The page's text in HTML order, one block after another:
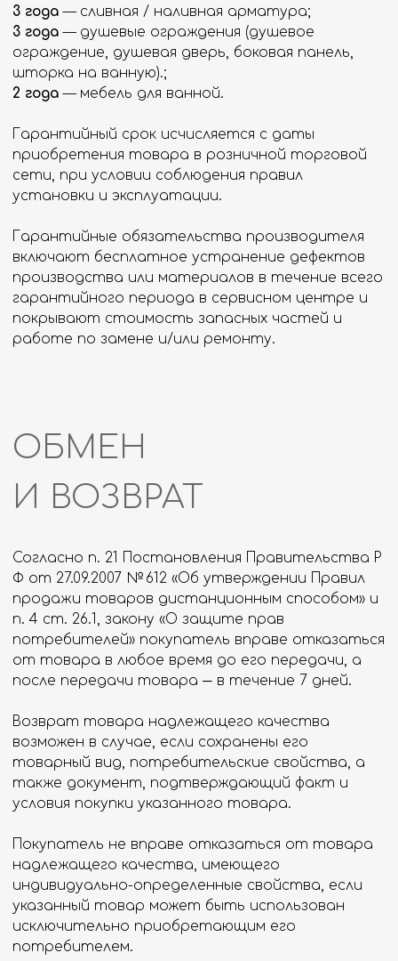
установки и эксплуатации.
Гарантийные обязательства производителя
включают бесплатное устранение дефектов
производства или материалов в течение всего
гарантийного периода в сервисном центре и
покрывают стоимость запасных частей и
ОБМЕН
И ВОЗВРАТ
Согласно п. 21 Постановления Правительства Р
Ф от 27.09.2007 № 612 «Об утверждении Правил
продажи товаров дистанционным способом» и
потребителей» покупатель вправе отказаться
от товара в любое время до его передачи, а
условия покупки указанного товара.
надлежащего качества, имеющего
индивидуально-определенные свойства, если
При отказе покупателя от товара продавец
должен возвратить ему сумму, уплаченную
покупателем в соответствии с договором, за
исключением расходов продавца на доставку
от покупателя возвращенного товара, не
позднее чем через 10 дней с даты предъявления
покупателем соответствующего требования.
Мы возим товар с нескольких складов
поэтому точный адрес возврата необходимо
Для помощи в оформлении возврата,
обращайтесь, пожалуйста, потелефонуили
электронной почте
Дизайнерам
Доставка и оплата
Гарантия
Контакты